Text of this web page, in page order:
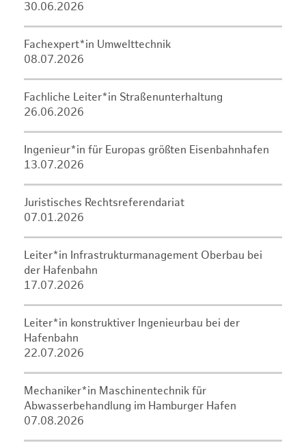
30.06.2026
Fachexpert*in Umwelttechnik
08.07.2026
Fachliche Leiter*in Straßenunterhaltung
26.06.2026
Ingenieur*in für Europas größten Eisenbahnhafen
13.07.2026
Juristisches Rechtsreferendariat
07.01.2026
Leiter*in Infrastrukturmanagement Oberbau bei
der Hafenbahn
17.07.2026
Leiter*in konstruktiver Ingenieurbau bei der
Hafenbahn
22.07.2026
Mechaniker*in Maschinentechnik für
Abwasserbehandlung im Hamburger Hafen
07.08.2026